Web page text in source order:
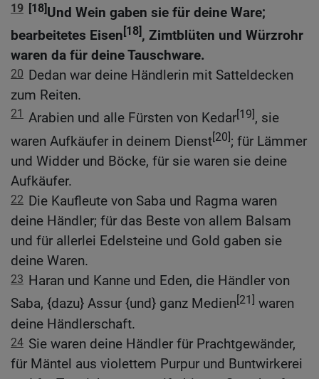
19 [18]Und Wein gaben sie für deine Ware;
bearbeitetes Eisen [18], Zimtblüten und Würzrohr
waren da für deine Tauschware.
20 Dedan war deine Händlerin mit Satteldecken
zum Reiten.
21 Arabien und alle Fürsten von Kedar[19], sie
waren Aufkäufer in deinem Dienst[20]; für Lämmer
und Widder und Böcke, für sie waren sie deine
Aufkäufer.
22 Die Kaufleute von Saba und Ragma waren
deine Händler; für das Beste von allem Balsam
und für allerlei Edelsteine und Gold gaben sie
deine Waren.
23 Haran und Kanne und Eden, die Händler von
Saba, {dazu} Assur {und} ganz Medien[21] waren
deine Händlerschaft.
24 Sie waren deine Händler für Prachtgewänder,
für Mäntel aus violettem Purpur und Buntwirkerei